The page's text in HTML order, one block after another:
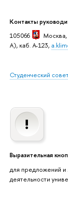
Контакты
105066
Москва
А), каб. А-123,
Студенческий
Выразительная
для предложений и
деятельности